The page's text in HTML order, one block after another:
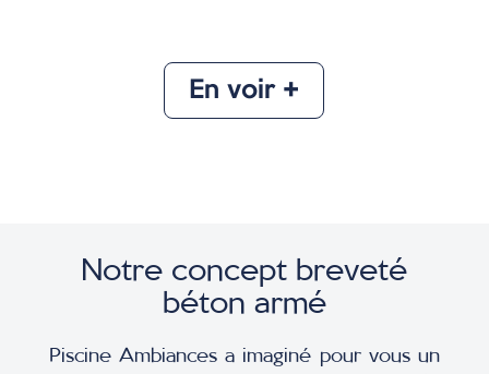
En voir +
Notre concept breveté
béton armé​
Piscine Ambiances a imaginé pour vous un